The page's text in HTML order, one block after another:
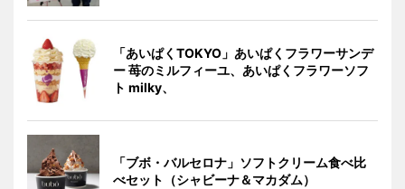
「あいぱくTOKYO」あいぱくフラワーサンデ
ー 苺のミルフィーユ、あいぱくフラワーソフ
ト milky、
「ブボ・バルセロナ」ソフトクリーム食べ比
べセット（シャビーナ＆マカダム）